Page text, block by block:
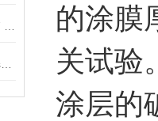
的涂膜
关试验
涂层的